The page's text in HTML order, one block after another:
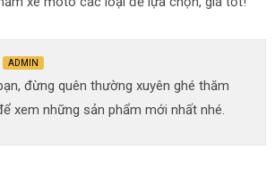
ADMIN
đừng quên thường xuyên ghé thăm
xem những sản phẩm mới nhất nhé.